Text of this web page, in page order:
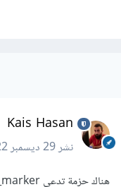
Kais Hasan
نشر29 ديسمبر 2022